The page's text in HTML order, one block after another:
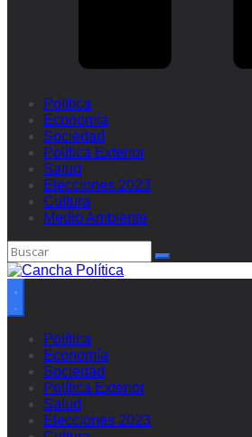
Política
Economía
Sociedad
Política Exterior
Salud
Elecciones 2023
Cultura
Medio Ambiente
Política
Economía
Sociedad
Política Exterior
Salud
Elecciones 2023